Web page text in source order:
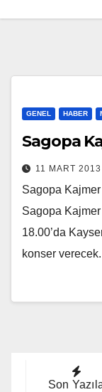
GENEL HABER
Sagopa
11 MART 2013
Sagopa Kajmer
Sagopa
18.00’da
konser
Son